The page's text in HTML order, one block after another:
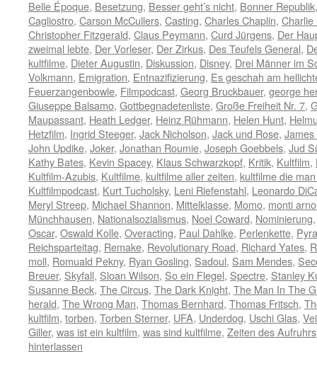
Belle Époque, Besetzung, Besser geht’s nicht, Bonner Republik
Cagliostro, Carson McCullers, Casting, Charles Chaplin, Charlie
Christopher Fitzgerald, Claus Peymann, Curd Jürgens, Der
zweimal lebte, Der Vorleser, Der Zirkus, Des Teufels General,
kultfilme, Dieter Augustin, Diskussion, Disney, Drei Männer im
Volkmann, Emigration, Entnazifizierung, Es geschah am
Feuerzangenbowle, Filmpodcast, Georg Bruckbauer, george
Giuseppe Balsamo, Gottbegnadetenliste, Große Freiheit Nr. 7,
Maupassant, Heath Ledger, Heinz Rühmann, Helen Hunt,
Hetzfilm, Ingrid Steeger, Jack Nicholson, Jack und Rose,
John Updike, Joker, Jonathan Roumie, Joseph Goebbels, Jud
Kathy Bates, Kevin Spacey, Klaus Schwarzkopf, Kritik, Kultfilm,
Kultfilm-Azubis, Kultfilme, kultfilme aller zeiten, kultfilme die
Kultfilmpodcast, Kurt Tucholsky, Leni Riefenstahl, Leonardo
Meryl Streep, Michael Shannon, Mittelklasse, Momo, monti
Münchhausen, Nationalsozialismus, Noel Coward, Nominierung
Oscar, Oswald Kolle, Overacting, Paul Dahlke, Perlenkette,
Reichsparteitag, Remake, Revolutionary Road, Richard Yates,
moll, Romuald Pekny, Ryan Gosling, Sadoul, Sam Mendes,
Breuer, Skyfall, Sloan Wilson, So ein Flegel, Spectre, Stanley
Susanne Beck, The Circus, The Dark Knight, The Man In The
herald, The Wrong Man, Thomas Bernhard, Thomas Fritsch,
kultfilm, torben, Torben Sterner, UFA, Underdog, Uschi Glas,
Giller, was ist ein kultfilm, was sind kultfilme, Zeiten des Aufruhrs
hinterlassen